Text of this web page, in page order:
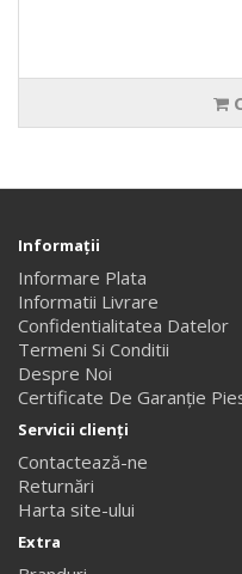
Informaţii
Informare Plata
Informatii Livrare
Confidentialitatea Datelor
Termeni Si Conditii
Despre Noi
Certificate De Garanție
Servicii clienţi
Contactează-ne
Returnări
Harta site-ului
Extra